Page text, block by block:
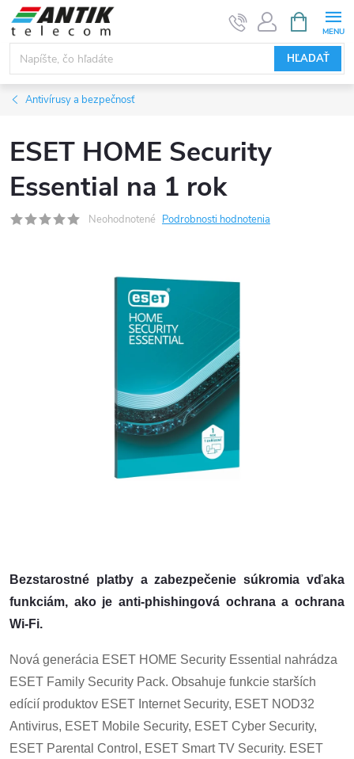
Prejsť
obsah
HĽADAŤ
KOŠÍK
Antivírusy a bezpečnosť
ESET HOME Security
Essential na 1 rok
Neohodnotené Podrobnosti hodnotenia
Bezstarostné platbya zabezpečenie súkromia vďaka
funkciám, ako je anti-phishingová ochranaa ochrana
Wi-Fi.
Nová generácia ESET HOME Security Essential nahrádza
ESET Family Security Pack. Obsahuje funkcie starších
edícií produktov ESET Internet Security, ESET NOD32
Antivirus, ESET Mobile Security, ESET Cyber ​​Security,
ESET Parental Control, ESET Smart TV Security. ESET